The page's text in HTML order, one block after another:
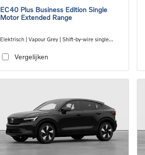
EC40 Plus Business Edition Single
Motor Extended Range
Elektrisch | Vapour Grey | Shift-by-wire single
Vergelijken